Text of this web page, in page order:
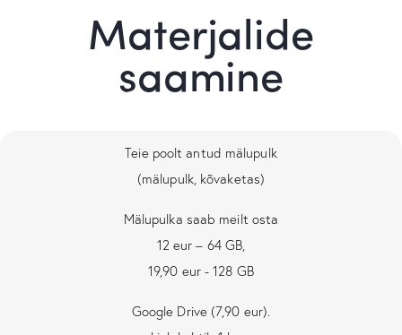
Materjalide
saamine
Teie poolt antud mälupulk
(mälupulk, kõvaketas)
Mälupulka saab meilt osta
12 eur – 64 GB,
19,90 eur - 128 GB
Google Drive (7,90 eur).